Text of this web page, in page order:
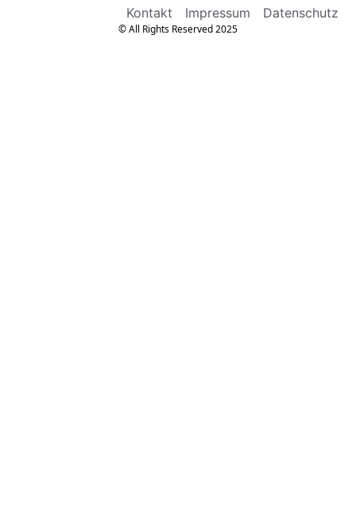
Kontakt Impressum Datenschutz
© All Rights Reserved 2025